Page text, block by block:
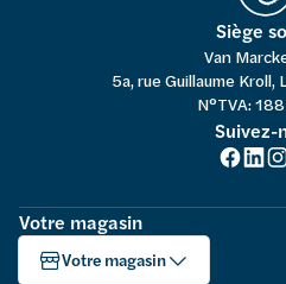
Siège
Van
5a, rue Guillaume Kroll,
N°TVA:
Suivez-
Votre magasin
Votre magasin